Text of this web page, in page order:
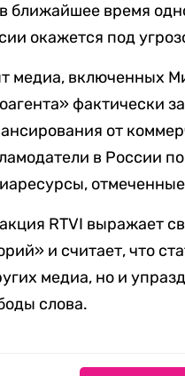
ближайшее время
окажется под
медиа, включенных
фактически
от
в России
RTVI выражает
и считает, что
медиа, но и
слова.